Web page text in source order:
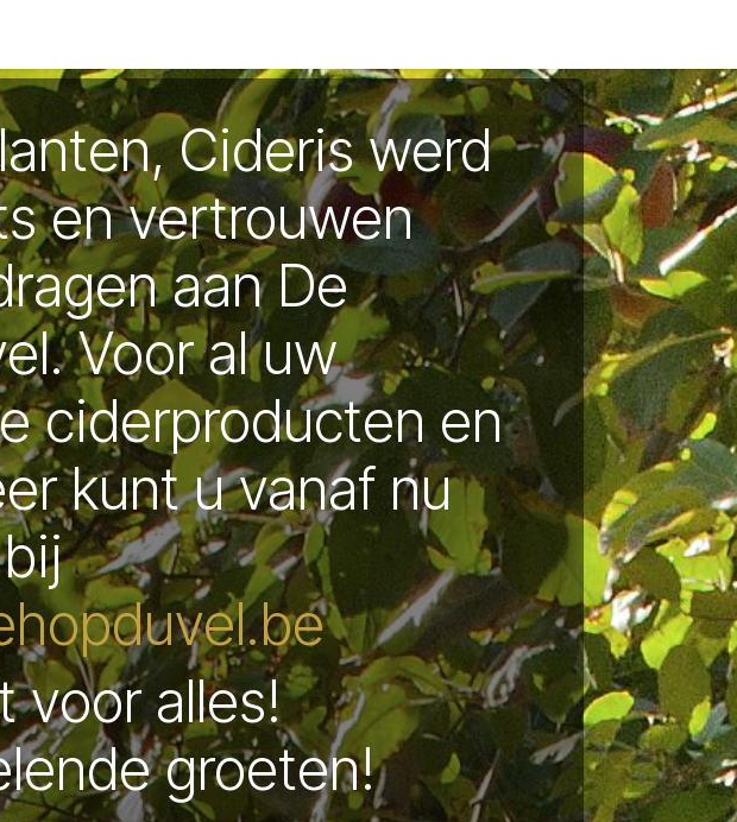
Cideris werd
en vertrouwen
aan De
Voor al uw
ciderproducten en
kunt u vanaf nu
voor alles!
groeten!